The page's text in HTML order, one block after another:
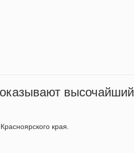
высочайший
края.